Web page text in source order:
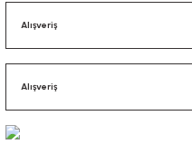
Alışveriş
Alışveriş